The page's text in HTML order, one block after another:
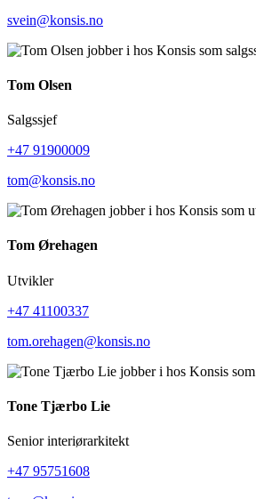
svein@konsis.no
Tom Olsen
Salgssjef
+47 91900009
tom@konsis.no
Tom Ørehagen
Utvikler
+47 41100337
tom.orehagen@konsis.no
Tone Tjærbo Lie
Senior interiørarkitekt
+47 95751608